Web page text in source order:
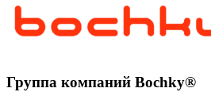
Группа компаний Bochky®